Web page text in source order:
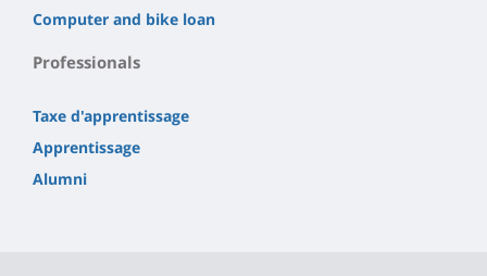
Computer and bike loan
Professionals
Taxe d'apprentissage
Apprentissage
Alumni